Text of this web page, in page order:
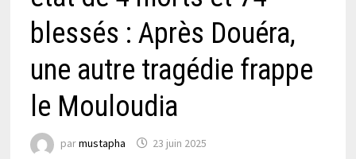
blessés : Après Douéra,
une autre tragédie frappe
le Mouloudia
parmustapha 23 juin 2025